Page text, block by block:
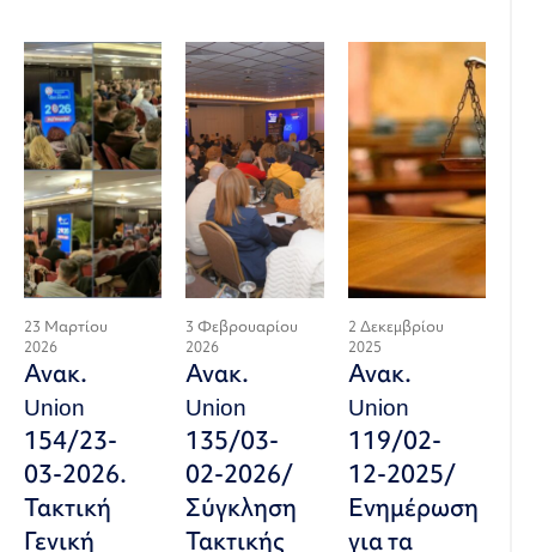
23 Μαρτίου
2026
Ανακ.
Union
154/23-
03-2026.
Τακτική
Γενική
3 Φεβρουαρίου
2026
Ανακ.
Union
135/03-
02-2026/
Σύγκληση
Τακτικής
2 Δεκεμβρίου
2025
Ανακ.
Union
119/02-
12-2025/
Ενημέρωση
για τα